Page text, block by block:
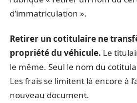
d’immatriculation ».
Retirer un cotitulaire ne
propriété du véhicule. Le
le même. Seul le nom du
Les frais se limitent là encore à
nouveau document.